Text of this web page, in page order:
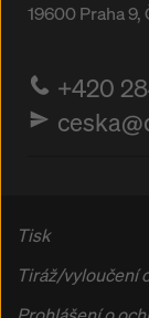
19600Praha 9,
+420
Tisk
Tiráž/vyloučení